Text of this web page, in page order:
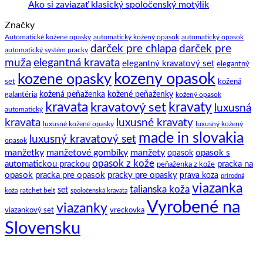
ako
na
to.
manžety
a
ich
história
Ako si zaviazať klasický spoločenský motýlikŽiadne
Ako
si
zaviazať
klasický
spoločenský
motýlik
Značky
Automatické kožené opasky automatický kožený opasok automatický opasok
automatický systém pracky darček pre chlapa darček pre
muža elegantná kravata elegantný kravatový set elegantný
set kozene opasky kozeny opasok kožená
galantéria kožená peňaženka kožené peňaženky kožený opasok
automatický kravata kravatový set kravaty luxusná
kravata luxusné kožené opasky luxusné kravaty luxusný kožený
opasok luxusný kravatový set made in slovakia
manžetky manžetové gombíky manžety opasok opasok s
automatickou prackou opasok z kože peňaženka z kože pracka na
opasok pracka pre opasok pracky pre opasky prava koza prírodná
koža ratchet belt set spoločenská kravata talianska koža viazanka
viazankový set viazanky vreckovka Vyrobené na
Slovensku